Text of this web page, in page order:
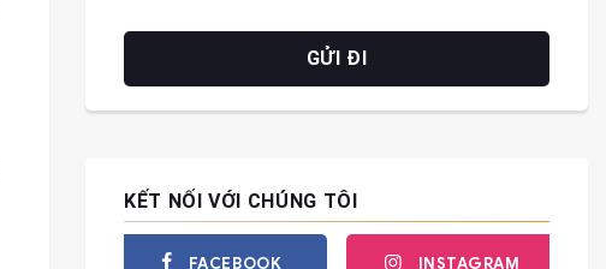
KẾT NỐI VỚI CHÚNG TÔI
FACEBOOK INSTAGRAM